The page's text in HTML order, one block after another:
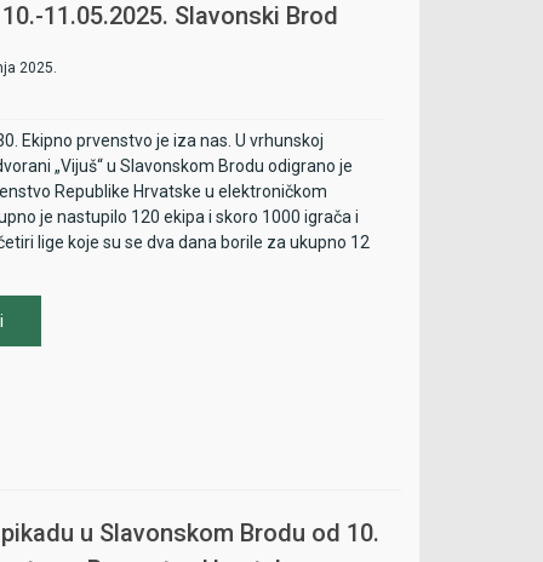
za 501 po kategorijama
u ovoj sezoni
igrača iz svake kategorije će
na pojedinačno PH, dok će kod
dvije izboriti plasman na pojedinačno
će biti napravljen ždrijeb 30.
Prvenstva Hrvatske
(Seniori) i 8 nositeljica (Seniorke) u
11.05.2025. Slavonski Brod
2025.
Ekipno prvenstvo je iza nas. U vrhunskoj
„Vijuš“ u Slavonskom Brodu odigrano je
Republike Hrvatske u elektroničkom
je nastupilo 120 ekipa i skoro 1000 igrača i
lige koje su se dva dana borile za ukupno 12
u Slavonskom Brodu od 10.